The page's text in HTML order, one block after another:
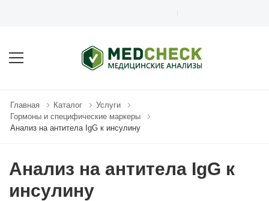
Главная Каталог
Услуги
Гормоны и специфические маркеры
Анализ на антитела IgG к инсулину
Анализ на антитела IgG к
инсулину